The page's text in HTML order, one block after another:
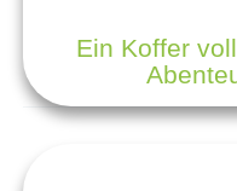
Ein Koffer